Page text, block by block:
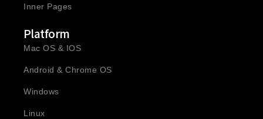
Inner Pages
Platform
Mac OS & IOS
Android & Chrome OS
Windows
Linux